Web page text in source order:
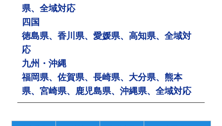
県、全域対応
四国
徳島県、香川県、愛媛県、高知県、全域対
応
九州・沖縄
福岡県、佐賀県、長崎県、大分県、熊本
県、宮崎県、鹿児島県、沖縄県、全域対応